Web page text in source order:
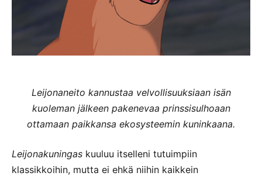
Leijonaneito kannustaa velvollisuuksiaan isän
kuoleman jälkeen pakenevaa prinssisulhoaan
ottamaan paikkansa ekosysteemin kuninkaana.
Leijonakuningas kuuluu itselleni tutuimpiin
klassikkoihin, mutta ei ehkä niihin kaikkein